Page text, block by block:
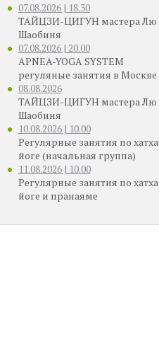
07.08.2026 | 18.30
ТАЙЦЗИ-ЦИГУН мастера Лю
Шаобиня
07.08.2026 | 20.00
APNEA-YOGA SYSTEM
регуляные занятия в Москве
08.08.2026
ТАЙЦЗИ-ЦИГУН мастера Лю
Шаобиня
10.08.2026 | 10.00
Регулярные занятия по хатха
йоге (начальная группа)
11.08.2026 | 10.00
Регулярные занятия по хатха
йоге и пранаяме